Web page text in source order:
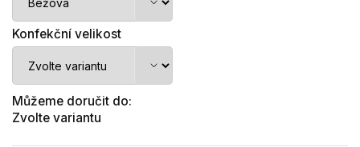
Konfekční velikost
Můžeme doručit do:
Zvolte variantu